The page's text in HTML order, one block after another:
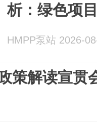
析：绿色项
HMPP泵站 2026-
策解读宣贯